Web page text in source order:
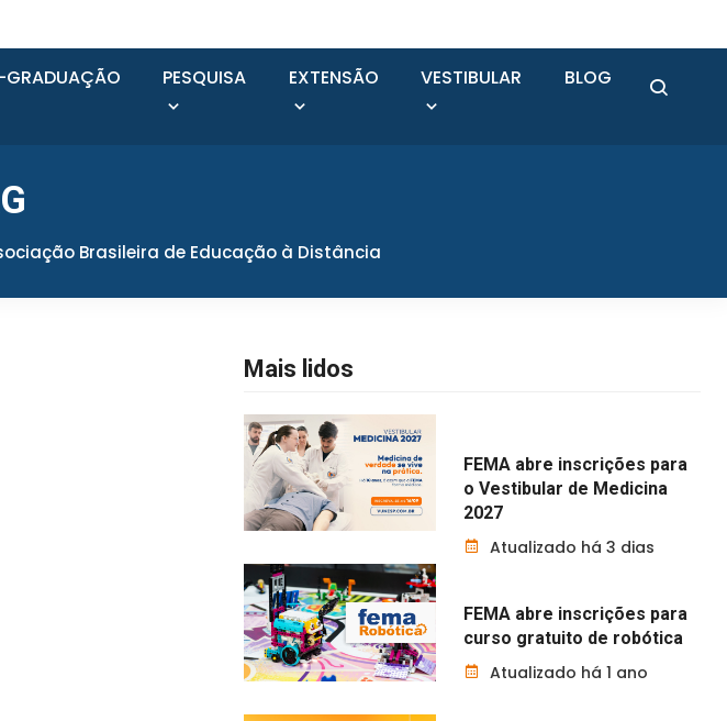
GRADUAÇÃO PESQUISA EXTENSÃO VESTIBULAR BLOG
Brasileira de Educação à Distância
Mais lidos
FEMA abre inscrições para
o Vestibular de Medicina
2027
Atualizado há 3 dias
FEMA abre inscrições para
curso gratuito de robótica
Atualizado há 1 ano